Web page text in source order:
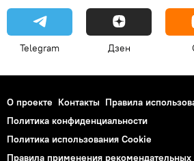
Telegram Дзен
О проекте Контакты Правила
Политика конфиденциальности
Политика использования Cookie
Правила применения рекомендательных